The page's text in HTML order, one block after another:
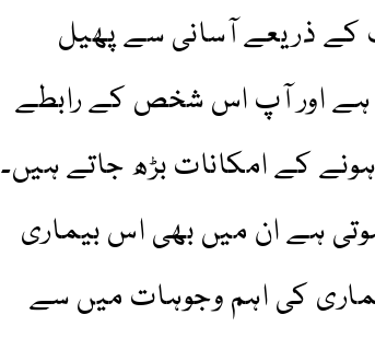
ذریعے آسانی سے پھیل
ہے اور آپ اس شخص کے رابطے
کے امکانات بڑھ جاتے ہیں۔
ہے ان میں بھی اس بیماری
کی اہم وجوہات میں سے